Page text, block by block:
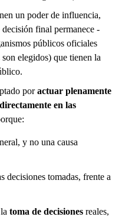
un poder de influencia,
final permanece -
públicos oficiales
elegidos) que tienen la
poractuar plenamente
en las
y no una causa
decisiones tomadas, frente a
toma de decisiones reales,